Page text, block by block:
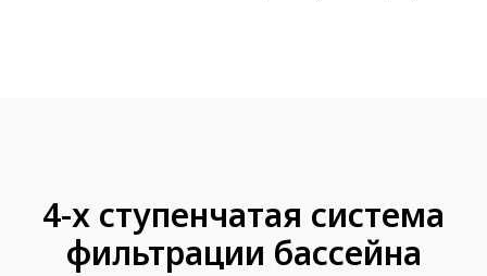
4-х ступенчатая система
фильтрации бассейна